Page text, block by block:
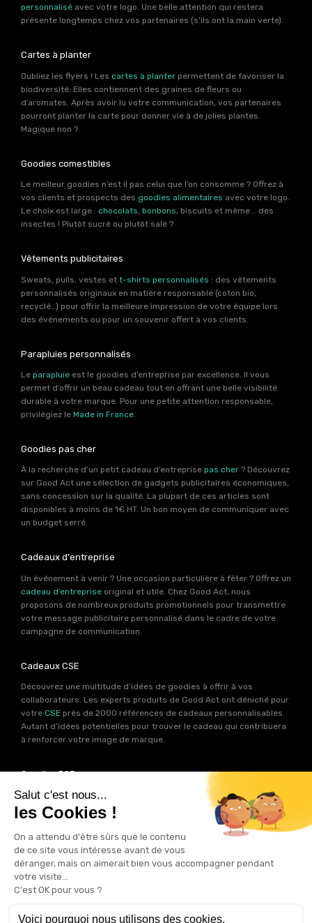
personnalisé avec votre logo. Une belle attention qui restera
présente longtemps chez vos partenaires (s’ils ont la main verte).
Cartes à planter
Oubliez les flyers ! Les cartes à planter permettent de favoriser la
biodiversité. Elles contiennent des graines de fleurs ou
d’aromates. Après avoir lu votre communication, vos partenaires
pourront planter la carte pour donner vie à de jolies plantes.
Magique non ?
Goodies comestibles
Le meilleur goodies n’est il pas celui que l’on consomme ? Offrez à
vos clients et prospects des goodies alimentaires avec votre logo.
Le choix est large : chocolats, bonbons, biscuits et même .. des
insectes ! Plutôt sucré ou plutôt salé ?
Vêtements publicitaires
Sweats, pulls, vestes et t-shirts personnalisés : des vêtements
personnalisés originaux en matière responsable (coton bio,
recyclé…) pour offrir la meilleure impression de votre équipe lors
des événements ou pour un souvenir offert à vos clients.
Parapluies personnalisés
Le parapluie est le goodies d’entreprise par excellence. Il vous
permet d’offrir un beau cadeau tout en offrant une belle visibilité
durable à votre marque. Pour une petite attention responsable,
privilégiez le Made in France.
Goodies pas cher
À la recherche d’un petit cadeau d’entreprise pas cher ? Découvrez
sur Good Act une sélection de gadgets publicitaires économiques,
sans concession sur la qualité. La plupart de ces articles sont
disponibles à moins de 1€ HT. Un bon moyen de communiquer avec
un budget serré.
Cadeaux d'entreprise
Un événement à venir ? Une occasion particulière à fêter ? Offrez un
cadeau d’entreprise original et utile. Chez Good Act, nous
proposons de nombreux produits promotionnels pour transmettre
votre message publicitaire personnalisé dans le cadre de votre
campagne de communication.
Cadeaux CSE
Découvrez une multitude d’idées de goodies à offrir à vos
collaborateurs. Les experts produits de Good Act ont déniché pour
votre CSE près de 2000 références de cadeaux personnalisables.
Autant d’idées potentielles pour trouver le cadeau qui contribuera
à renforcer votre image de marque.
Goodies RSE
Vous souhaitez communiquer en accord avec vos valeurs ? Ca
tombe bien ! Un grand nombre de produits présents sur Good Act
sont fabriqués en France et en Europe.
Notre sélection RSEvous
permet de trouver un goodies parfait pour votre campagne de
communication. Des produits fabriqués avec amour dans de
bonnes conditions et un impact limité sur la planête.